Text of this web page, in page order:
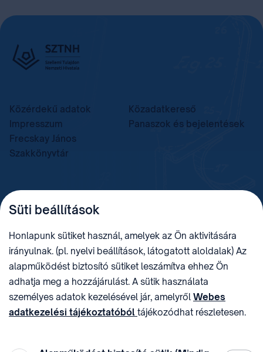
Közérdekű adatok
Közadatkereső
Impresszum
Panaszok és bejelentések
Frecskay János
Szakkönyvtár
TELEFON
+36 (1) 312 4400
sztnh@hipo.gov.hu 15311746-2-42
CÍM
1081 Budapest II. János
Pál pápa tér 7.
HIVATAL RÖVID NEVE
SZTNHOPS, KRID:
174434905
KÖZÖSSÉGI MÉDIA
Süti beállítások
Honlapunk sütiket használ, amelyek az Ön aktivitására
irányulnak. (pl. nyelvi beállítások, látogatott aloldalak) Az
alapműködést biztosító sütiket leszámítva ehhez Ön
adhatja meg a hozzájárulást. A sütik használata
személyes adatok kezelésével jár, amelyről Webes
adatkezelési tájékoztatóból tájékozódhat részletesen.